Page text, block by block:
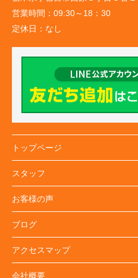
営業時間： 09:30～18：30
定休日： なし
トップページ
スタッフ
お客様の声
ブログ
アクセスマップ
会社概要